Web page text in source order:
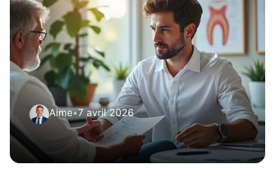
Aime•7 avril 2026